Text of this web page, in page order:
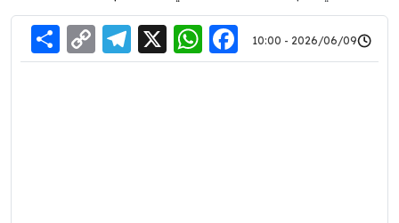
2026/06/09 - 10:00
Facebook
WhatsApp
X
Link